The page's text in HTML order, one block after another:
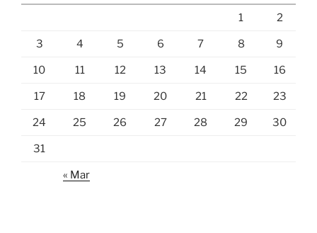
1 2
3 4 5 6 7 8 9
10 11 12 13 14 15 16
17 18 19 20 21 22 23
24 25 26 27 28 29 30
31
« Mar